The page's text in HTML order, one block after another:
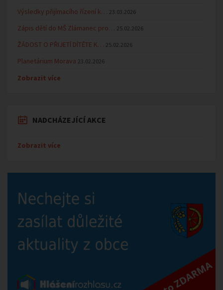
Výsledky přijímacího řízení k… 23.03.2026
Zápis dětí do MŠ Zlámanec pro… 25.02.2026
ŽÁDOST O PŘIJETÍ DÍTĚTE K… 25.02.2026
Planetárium Morava 23.02.2026
Zobrazit více
NADCHÁZEJÍCÍ AKCE
Zobrazit více